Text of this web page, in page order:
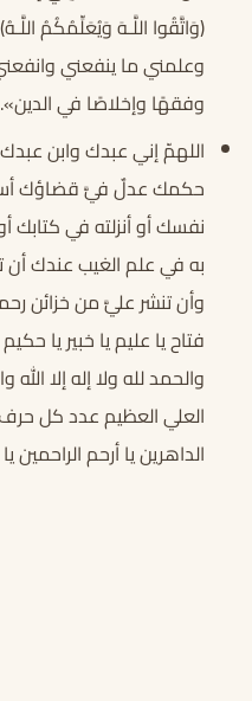
(وَاتَّقُوا اللَّـهَ وَيُعَلِّمُكُمُ
وعلمني ما ينفعني
وفقهًا وإخلاصًا في الدين».
اللهمّ إني عبدك وابن
حكمك عدلٌ فيَّ قضاؤك
نفسك أو أنزلته في كتابك
به في علم الغيب عندك أن
وأن تنشر عليَّ من خزائن
فتاح يا عليم يا خبير يا
والحمد لله ولا إله إلا الله
العلي العظيم عدد كل
الداهرين يا أرحم الراحمين